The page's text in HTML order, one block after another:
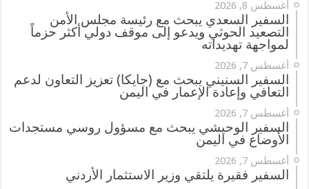
أغسطس 8, 2026
السفير السعدي يبحث مع رئيسة مجلس الأمن
التصعيد الحوثي ويدعو إلى موقف دولي أكثر حزماً
لمواجهة تهديداته
أغسطس 7, 2026
السفير السنيني يبحث مع (جايكا) تعزيز التعاون لدعم
التعافي وإعادة الإعمار في اليمن
أغسطس 7, 2026
السفير الوحيشي يبحث مع مسؤول روسي مستجدات
الأوضاع في اليمن
أغسطس 7, 2026
السفير فقيرة يلتقي وزير الاستثمار الأردني